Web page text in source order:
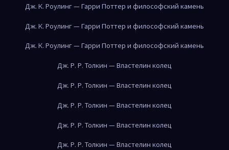
Дж. К. Роулинг — Гарри Поттер и философский камень
Дж. К. Роулинг — Гарри Поттер и философский камень
Дж. К. Роулинг — Гарри Поттер и философский камень
Дж. Р. Р. Толкин — Властелин колец
Дж. Р. Р. Толкин — Властелин колец
Дж. Р. Р. Толкин — Властелин колец
Дж. Р. Р. Толкин — Властелин колец
Дж. Р. Р. Толкин — Властелин колец